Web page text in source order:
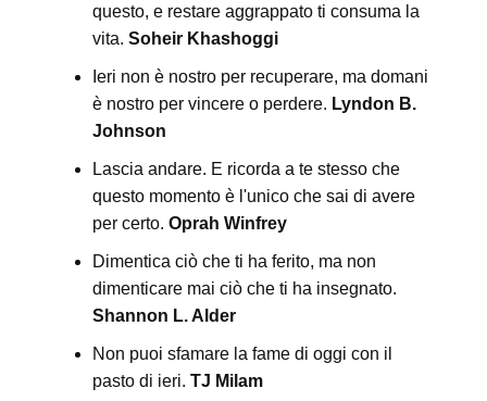
questo, e restare aggrappato ti consuma la
vita. Soheir Khashoggi
Ieri non è nostro per recuperare, ma domani
è nostro per vincere o perdere. Lyndon B.
Johnson
Lascia andare. E ricorda a te stesso che
questo momento è l'unico che sai di avere
per certo. Oprah Winfrey
Dimentica ciò che ti ha ferito, ma non
dimenticare mai ciò che ti ha insegnato.
Shannon L. Alder
Non puoi sfamare la fame di oggi con il
pasto di ieri. TJ Milam